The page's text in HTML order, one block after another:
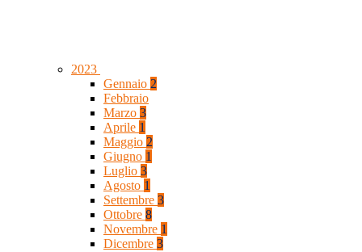
2023
Gennaio 2
Febbraio
Marzo 3
Aprile 1
Maggio 2
Giugno 1
Luglio 3
Agosto 1
Settembre 3
Ottobre 8
Novembre 1
Dicembre 3